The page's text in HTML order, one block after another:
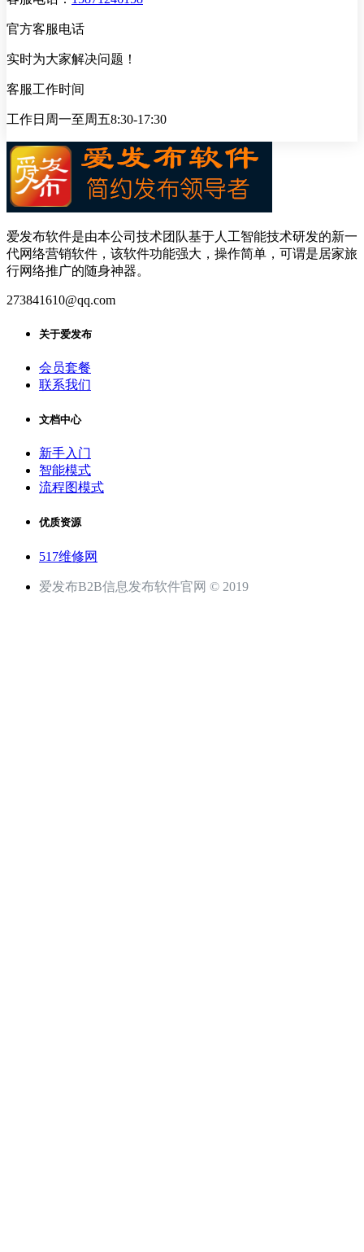
官方客服电话
实时为大家解决问题！
客服工作时间
工作日周一至周五8:30-17:30
爱发布软件是由本公司技术团队基于人工智能技术研发的新一
代网络营销软件，该软件功能强大，操作简单，可谓是居家旅
行网络推广的随身神器。
273841610@qq.com
关于爱发布
会员套餐
联系我们
文档中心
新手入门
智能模式
流程图模式
优质资源
517维修网
爱发布B2B信息发布软件官网 © 2019